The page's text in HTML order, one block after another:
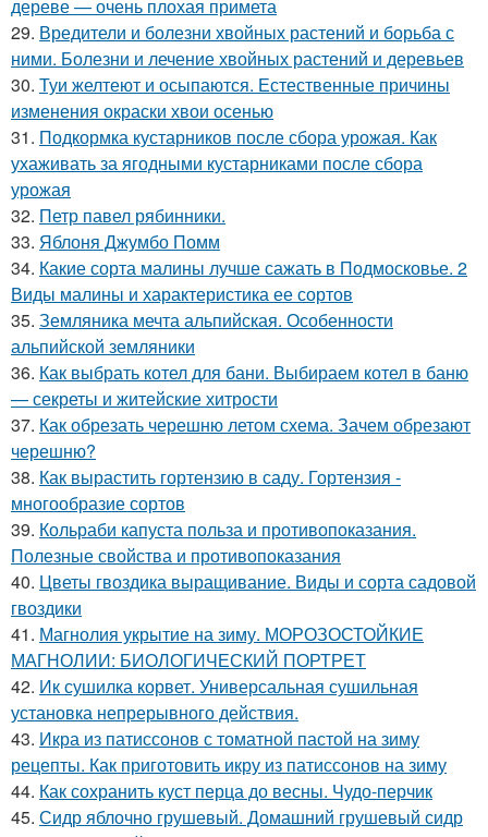
дереве — очень плохая примета
29. Вредители и болезни хвойных растений и борьба с
ними. Болезни и лечение хвойных растений и деревьев
30. Туи желтеют и осыпаются. Естественные причины
изменения окраски хвои осенью
31. Подкормка кустарников после сбора урожая. Как
ухаживать за ягодными кустарниками после сбора
урожая
32. Петр павел рябинники.
33. Яблоня Джумбо Помм
34. Какие сорта малины лучше сажать в Подмосковье. 2
Виды малины и характеристика ее сортов
35. Земляника мечта альпийская. Особенности
альпийской земляники
36. Как выбрать котел для бани. Выбираем котел в баню
— секреты и житейские хитрости
37. Как обрезать черешню летом схема. Зачем обрезают
черешню?
38. Как вырастить гортензию в саду. Гортензия -
многообразие сортов
39. Кольраби капуста польза и противопоказания.
Полезные свойства и противопоказания
40. Цветы гвоздика выращивание. Виды и сорта садовой
гвоздики
41. Магнолия укрытие на зиму. МОРОЗОСТОЙКИЕ
МАГНОЛИИ: БИОЛОГИЧЕСКИЙ ПОРТРЕТ
42. Ик сушилка корвет. Универсальная сушильная
установка непрерывного действия.
43. Икра из патиссонов с томатной пастой на зиму
рецепты. Как приготовить икру из патиссонов на зиму
44. Как сохранить куст перца до весны. Чудо-перчик
45. Сидр яблочно грушевый. Домашний грушевый сидр